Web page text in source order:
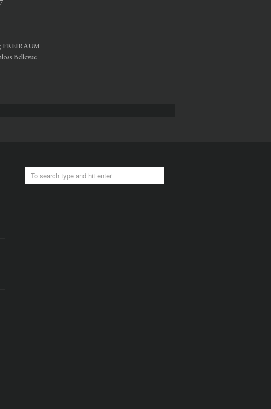
FREIRAUM
Bellevue